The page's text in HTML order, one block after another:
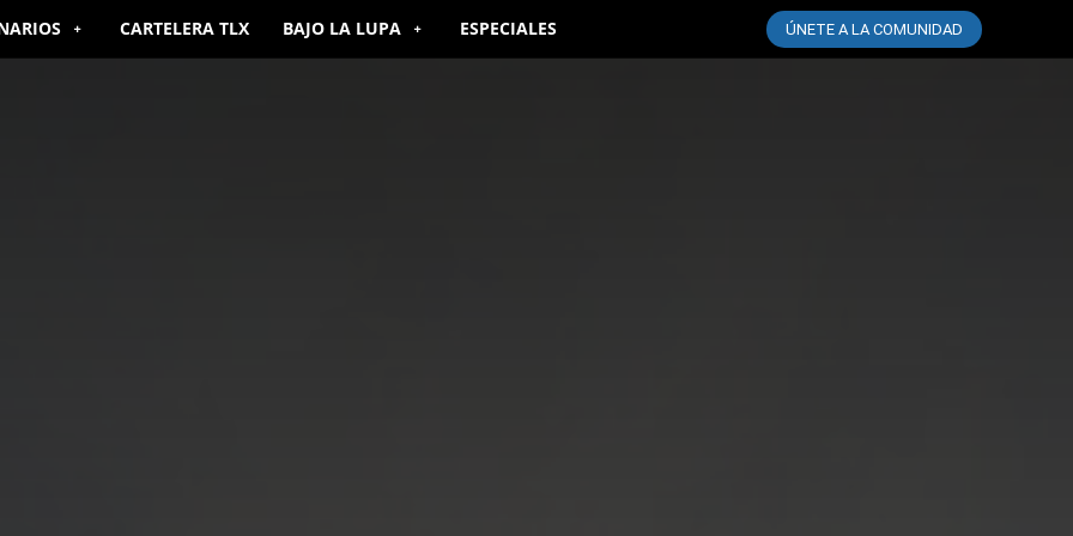
CARTELERA TLX BAJO LA LUPA ESPECIALES ÚNETE A LA COMUNIDAD